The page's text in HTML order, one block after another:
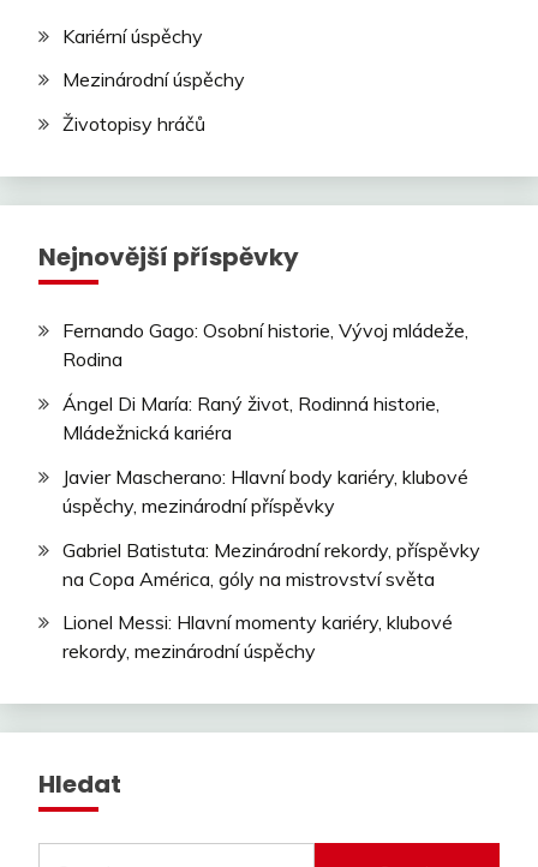
Kariérní úspěchy
Mezinárodní úspěchy
Životopisy hráčů
Nejnovější příspěvky
Fernando Gago: Osobní historie, Vývoj mládeže,
Rodina
Ángel Di María: Raný život, Rodinná historie,
Mládežnická kariéra
Javier Mascherano: Hlavní body kariéry, klubové
úspěchy, mezinárodní příspěvky
Gabriel Batistuta: Mezinárodní rekordy, příspěvky
na Copa América, góly na mistrovství světa
Lionel Messi: Hlavní momenty kariéry, klubové
rekordy, mezinárodní úspěchy
Hledat